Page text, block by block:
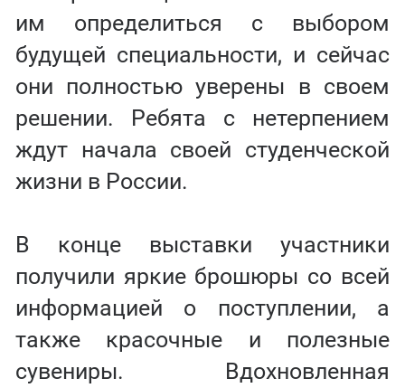
им определиться с выбором
будущей специальности, и сейчас
они полностью уверены в своем
решении. Ребята с нетерпением
ждут начала своей студенческой
жизни в России.
В конце выставки участники
получили яркие брошюры со всей
информацией о поступлении, а
также красочные и полезные
сувениры. Вдохновленная